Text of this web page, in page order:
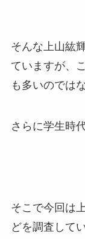
そんな上山紘
ていますが、
も多いのでは
さらに学生時
そこで今回は
どを調査して